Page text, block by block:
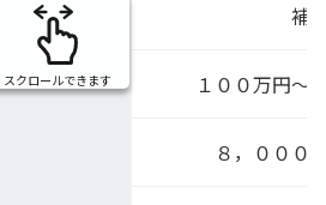
補
１００万円～
８，０００
スクロールできます